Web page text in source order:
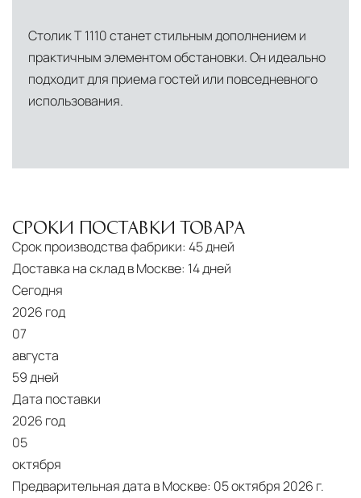
Столик T 1110 станет стильным дополнением и
практичным элементом обстановки. Он идеально
подходит для приема гостей или повседневного
использования.
СРОКИ ПОСТАВКИ ТОВАРА
Срок производства фабрики: 45 дней
Доставка на склад в Москве: 14 дней
Сегодня
2026 год
07
августа
59 дней
Дата поставки
2026 год
05
октября
Предварительная дата в Москве: 05 октября 2026 г.